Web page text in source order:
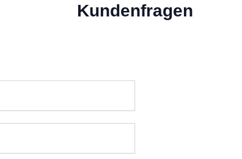
Kundenfragen